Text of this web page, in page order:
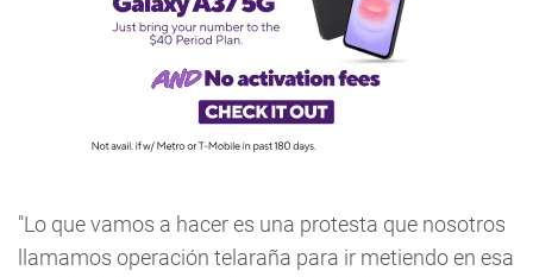
"Lo que vamos a hacer es una protesta que nosotros
llamamos operación telaraña para ir metiendo en esa